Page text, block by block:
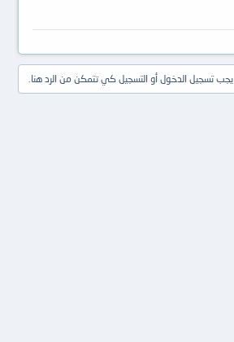
يجب تسجيل الدخول أو التسجيل كي تتمكن من الرد هنا.